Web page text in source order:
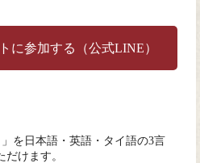
に参加する（公式LINE）
を日本語・英語・タイ語の3言
けます。